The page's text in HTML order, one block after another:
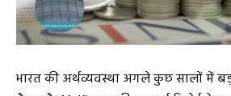
भारत की अर्थव्यवस्था अगले कुछ सालों में